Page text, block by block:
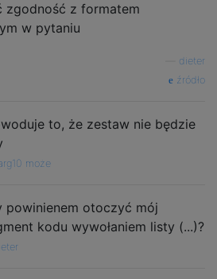
zgodność z formatem
w pytaniu
dieter
źródło
to, że zestaw nie będzie
może
powinienem otoczyć mój
kodu wywołaniem listy (...)?